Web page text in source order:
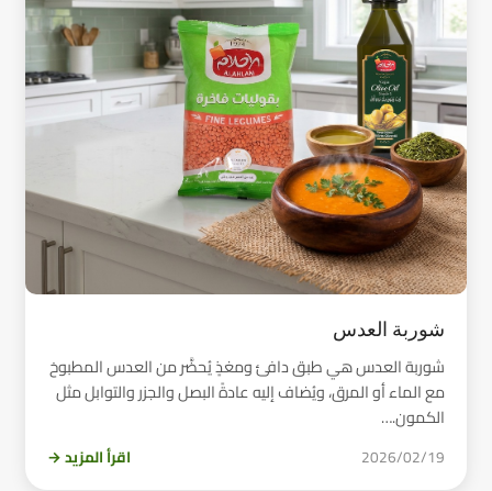
شوربة العدس
شوربة العدس هي طبق دافئ ومغذٍ يُحضَّر من العدس المطبوخ
مع الماء أو المرق، ويُضاف إليه عادةً البصل والجزر والتوابل مثل
الكمون.…
2026/02/19 اقرأ المزيد →